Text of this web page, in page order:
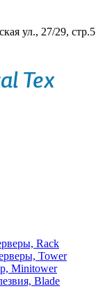
ул., 27/29, стр.5
Rack
Tower
Minitower
Blade